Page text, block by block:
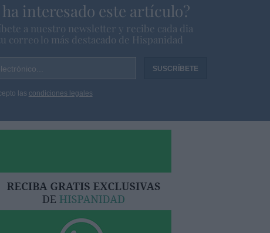
ha interesado este artículo?
a nuestro newsletter y recibe cada dia
correo lo más destacado de Hispanidad
las condiciones legales